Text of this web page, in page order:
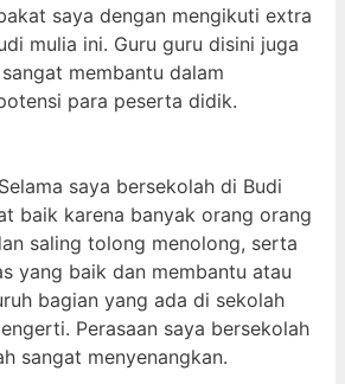
saya dengan mengikuti extra
mulia ini. Guru guru disini juga
membantu dalam
para peserta didik.
saya bersekolah di Budi
baik karena banyak orang orang
saling tolong menolong, serta
yang baik dan membantu atau
bagian yang ada di sekolah
Perasaan saya bersekolah
sangat menyenangkan.